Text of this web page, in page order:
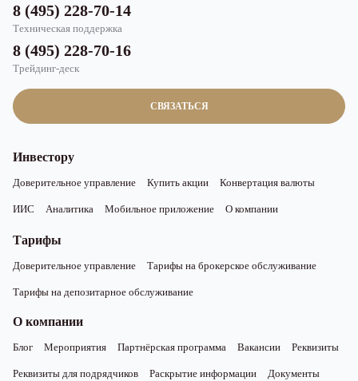
СВЯЗАТЬСЯ
8 (495) 228-70-14
Техническая поддержка
8 (495) 228-70-16
Трейдинг-деск
Инвестору
Доверительное управление Купить акции Конвертация валюты
ИИС Аналитика Мобильное приложение О компании
Тарифы
Доверительное управление Тарифы на брокерское обслуживание
Тарифы на депозитарное обслуживание
О компании
Блог Мероприятия Партнёрская программа Вакансии Реквизиты
Реквизиты для подрядчиков Раскрытие информации Документы